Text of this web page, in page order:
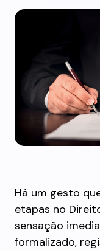
Há um gesto
etapas no
sensação
formalizado,